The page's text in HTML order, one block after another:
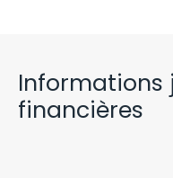
Informations
financières